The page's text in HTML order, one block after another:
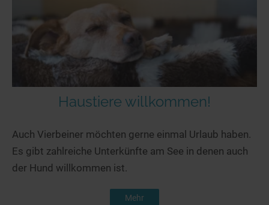
Haustiere willkommen!
Auch Vierbeiner möchten gerne einmal Urlaub haben.
Es gibt zahlreiche Unterkünfte am See in denen auch
der Hund willkommen ist.
Mehr